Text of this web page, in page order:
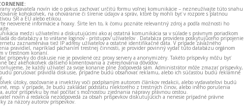
vydavateľa novín ide o pokus zachovať určitú formu voľnej komunikácie – nezneužívajte túto snahu
kohokoľvek, na ohováranie či šírenie údajov a správ, ktoré by mohli byť v rozpore s platnou
SR a EÚ alebo etikou.
neoverené informácie a hoaxy. Šírte len to, k čomu poznáte relevantný zdroj a podľa možnosti ho
medzi užívateľmi a diskutujúcimi ako aj ostatná komunikácia sa v súlade s právnym poriadkom
do databázy a to vrátane loginov - prístupov užívateľov . Databáza providera poskytujúceho pripojenie
zaznamenáva tiež IP adresy užívateľov a ostatné identifikačné dáta. V prípade závažného
pravidiel, napríklad páchaním trestnej činnosti, je provider povinný vydať túto databázu orgánom
v trestnom konaní.
príspevky do diskusie nie je povolené cez proxy servery a anonymizéry. Takéto príspevky môžu byť
bez akéhokoľvek ďalšieho komentovania a zverejňovania dôvodov.
že každý užívateľ za svoje konanie plne zodpovedá sám. Administrátor môže zmazať príspevky,
porušovať pravidlá diskusie, prípadne budú obsahovať reklamu, alebo ich súčasťou budú reklamné
útoky, osočovanie a invektívy voči podpísaným autorom článkov redakcii, alebo vydavateľovi budú
resp. v prípade, že budú zakladať podstatu niektorého z trestných činov, alebo iného porušenia
autor príspevku by mal počítať s možnosťou zjednania nápravy právnou cestou.
novín a redakcia nezodpovedá za obsah príspevkov diskutujúcich a nenesie prípadné právne
za názory autorov príspevkov.